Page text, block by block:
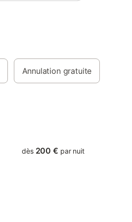
Annulation gratuite
dès 200 € par nuit